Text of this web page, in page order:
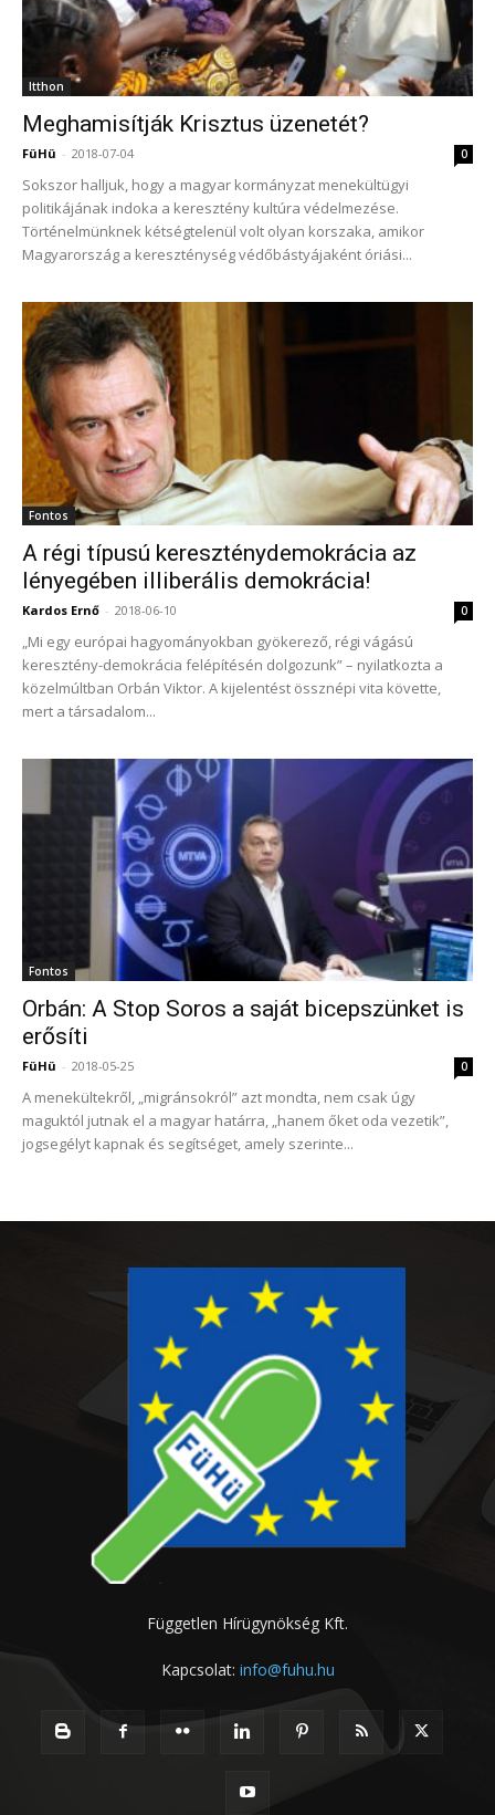
Itthon
Meghamisítják Krisztus üzenetét?
FüHü - 2018-07-04 0
Sokszor halljuk, hogy a magyar kormányzat menekültügyi
politikájának indoka a keresztény kultúra védelmezése.
Történelmünknek kétségtelenül volt olyan korszaka, amikor
Magyarország a kereszténység védőbástyájaként óriási...
Fontos
A régi típusú kereszténydemokrácia az
lényegében illiberális demokrácia!
Kardos Ernő - 2018-06-10 0
„Mi egy európai hagyományokban gyökerező, régi vágású
keresztény-demokrácia felépítésén dolgozunk” – nyilatkozta a
közelmúltban Orbán Viktor. A kijelentést össznépi vita követte,
mert a társadalom...
Fontos
Orbán: A Stop Soros a saját bicepszünket is
erősíti
FüHü - 2018-05-25 0
A menekültekről, „migránsokról” azt mondta, nem csak úgy
maguktól jutnak el a magyar határra, „hanem őket oda vezetik”,
jogsegélyt kapnak és segítséget, amely szerinte...
Független Hírügynökség Kft.
Kapcsolat: info@fuhu.hu